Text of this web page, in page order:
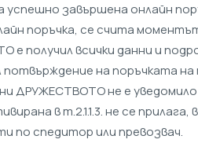
успешно завършена онлайн
поръчка, се счита
е получил всички данни и
потвърждение на поръчката
ДРУЖЕСТВОТО не е
в т.2.1.1.3. не се
по спедитор или превозвач.